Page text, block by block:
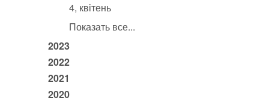
4, квітень
Показать все...
2023
2022
2021
2020